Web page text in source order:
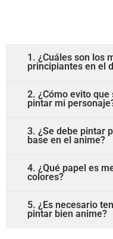
1. ¿Cuáles son los
principiantes en el
2. ¿Cómo evito que
pintar mi
3. ¿Se debe pintar
base en el anime?
4. ¿Qué papel es
colores?
5. ¿Es necesario
pintar bien anime?